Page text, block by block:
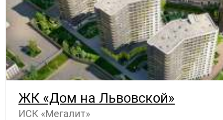
ЖК «Дом на Львовской»
ИСК «Мегалит»